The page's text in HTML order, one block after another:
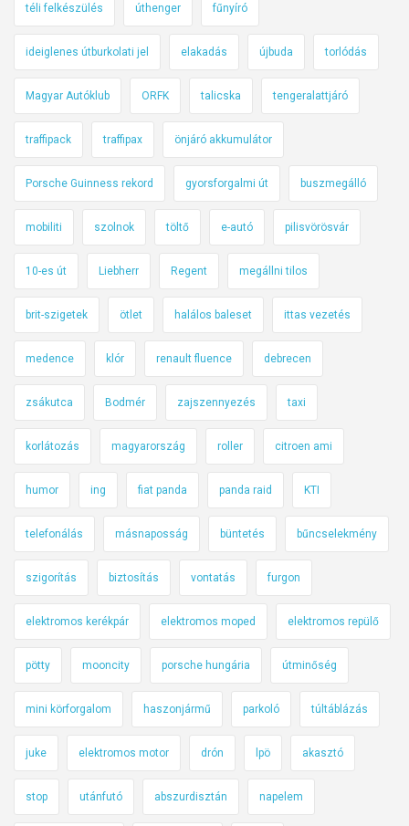
téli felkészülés úthenger fűnyíró
ideiglenes útburkolati jel elakadás újbuda torlódás
Magyar Autóklub ORFK talicska tengeralattjáró
traffipack traffipax önjáró akkumulátor
Porsche Guinness rekord gyorsforgalmi út buszmegálló
mobiliti szolnok töltő e-autó pilisvörösvár
10-es út Liebherr Regent megállni tilos
brit-szigetek ötlet halálos baleset ittas vezetés
medence klór renault fluence debrecen
zsákutca Bodmér zajszennyezés taxi
korlátozás magyarország roller citroen ami
humor ing fiat panda panda raid KTI
telefonálás másnaposság büntetés bűncselekmény
szigorítás biztosítás vontatás furgon
elektromos kerékpár elektromos moped elektromos repülő
pötty mooncity porsche hungária útminőség
mini körforgalom haszonjármű parkoló túltáblázás
juke elektromos motor drón lpö akasztó
stop utánfutó abszurdisztán napelem